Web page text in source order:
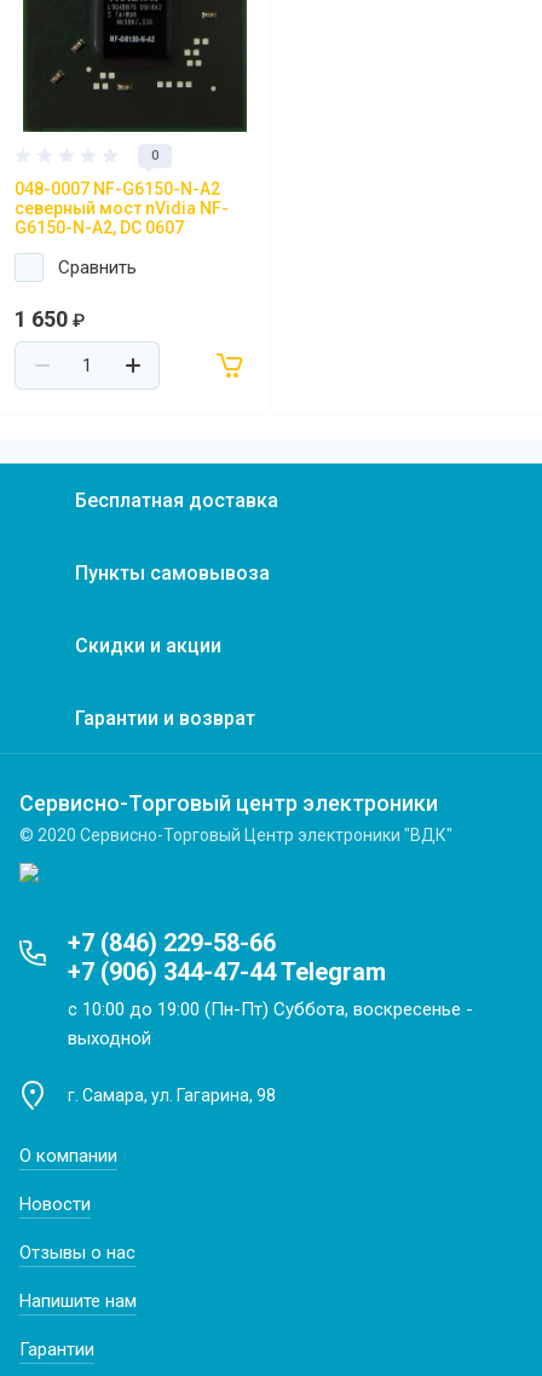
0
048-0007 NF-G6150-N-A2
северный мост nVidia NF-
G6150-N-A2, DC 0607
Сравнить
1 650 ₽
Бесплатная доставка
Пункты самовывоза
Скидки и акции
Гарантии и возврат
Сервисно-Торговый центр электроники
© 2020 Сервисно-Торговый Центр электроники "ВДК"
+7 (846) 229-58-66
+7 (906) 344-47-44 Telegram
с 10:00 до 19:00 (Пн-Пт) Суббота, воскресенье -
выходной
г. Самара, ул. Гагарина, 98
О компании
Новости
Отзывы о нас
Напишите нам
Гарантии